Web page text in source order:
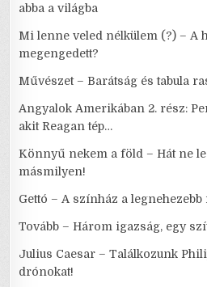
abba a világba
Mi lenne veled nélkülem (?) – A
megengedett?
Művészet – Barátság és tabula
Angyalok Amerikában 2. rész:
akit Reagan tép…
Könnyű nekem a föld – Hát ne
másmilyen!
Gettó – A színház a
Tovább – Három igazság, egy
Julius Caesar – Találkozunk
drónokat!